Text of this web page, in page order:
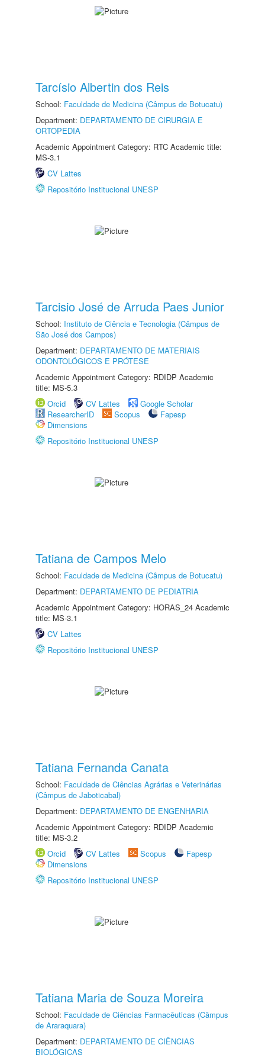
Tarcísio Albertin dos Reis
School: Faculdade de Medicina (Câmpus de Botucatu)
Department: DEPARTAMENTO DE CIRURGIA E
ORTOPEDIA
Academic Appointment Category: RTC Academic title:
MS-3.1
CV Lattes
Repositório Institucional UNESP
Tarcisio José de Arruda Paes Junior
School: Instituto de Ciência e Tecnologia (Câmpus de
São José dos Campos)
Department: DEPARTAMENTO DE MATERIAIS
ODONTOLÓGICOS E PRÓTESE
Academic Appointment Category: RDIDP Academic
title: MS-5.3
Orcid
CV Lattes
Google Scholar
ResearcherID
Scopus
Fapesp
Dimensions
Repositório Institucional UNESP
Tatiana de Campos Melo
School: Faculdade de Medicina (Câmpus de Botucatu)
Department: DEPARTAMENTO DE PEDIATRIA
Academic Appointment Category: HORAS_24 Academic
title: MS-3.1
CV Lattes
Repositório Institucional UNESP
Tatiana Fernanda Canata
School: Faculdade de Ciências Agrárias e Veterinárias
(Câmpus de Jaboticabal)
Department: DEPARTAMENTO DE ENGENHARIA
Academic Appointment Category: RDIDP Academic
title: MS-3.2
Orcid
CV Lattes Scopus
Fapesp
Dimensions
Repositório Institucional UNESP
Tatiana Maria de Souza Moreira
School: Faculdade de Ciências Farmacêuticas (Câmpus
de Araraquara)
Department: DEPARTAMENTO DE CIÊNCIAS
BIOLÓGICAS